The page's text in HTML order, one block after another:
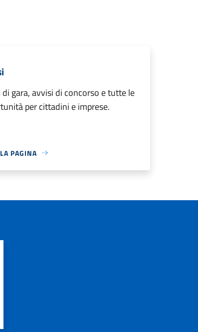
di gara, avvisi di concorso e tutte le
per cittadini e imprese.
PAGINA